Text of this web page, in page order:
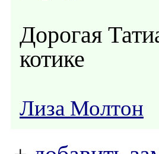
Дорогая
котике
Лиза Молтон